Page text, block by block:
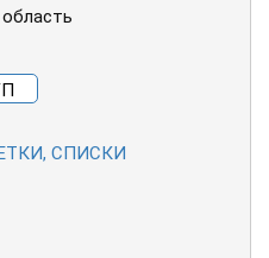
СПИСКИ